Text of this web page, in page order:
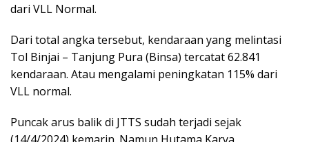
dari VLL Normal.
Dari total angka tersebut, kendaraan yang melintasi
Tol Binjai – Tanjung Pura (Binsa) tercatat 62.841
kendaraan. Atau mengalami peningkatan 115% dari
VLL normal.
Puncak arus balik di JTTS sudah terjadi sejak
(14/4/2024) kemarin. Namun Hutama Karya